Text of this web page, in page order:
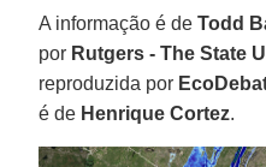
A informação é deTodd
por Rutgers - The State
reproduzida por
é de Henrique Cortez.